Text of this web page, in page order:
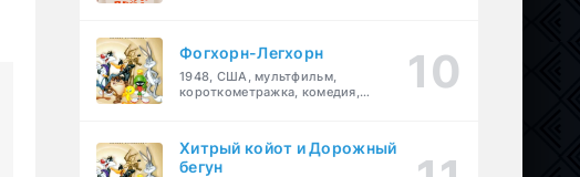
Фогхорн-Легхорн
1948, США, мультфильм,
короткометражка, комедия,
Хитрый койот и Дорожный
бегун